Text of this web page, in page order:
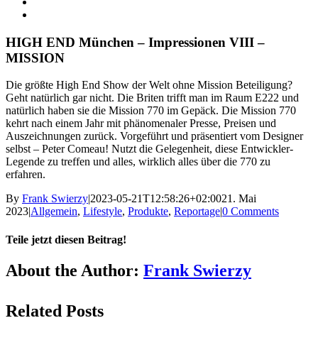
HIGH END München – Impressionen VIII –
MISSION
Die größte High End Show der Welt ohne Mission Beteiligung?
Geht natürlich gar nicht. Die Briten trifft man im Raum E222 und
natürlich haben sie die Mission 770 im Gepäck. Die Mission 770
kehrt nach einem Jahr mit phänomenaler Presse, Preisen und
Auszeichnungen zurück. Vorgeführt und präsentiert vom Designer
selbst – Peter Comeau! Nutzt die Gelegenheit, diese Entwickler-
Legende zu treffen und alles, wirklich alles über die 770 zu
erfahren.
By Frank Swierzy|2023-05-21T12:58:26+02:0021. Mai
2023|Allgemein, Lifestyle, Produkte, Reportage|0 Comments
Teile jetzt diesen Beitrag!
Facebook
X
Reddit
LinkedIn
Pinterest
Vk
About the Author: Frank Swierzy
Related Posts